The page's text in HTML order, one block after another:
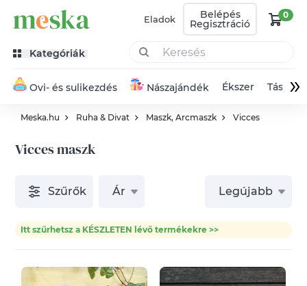
Eladok Belépés
Regisztráció
0
Kategóriák
Ovi- és sulikezdés Nászajándék Ékszer Táska»
Meska.hu Ruha & Divat Maszk, Arcmaszk Vicces
Vicces maszk
Szűrők Ár Legújabb
Itt szűrhetsz a KÉSZLETEN lévő termékekre >>